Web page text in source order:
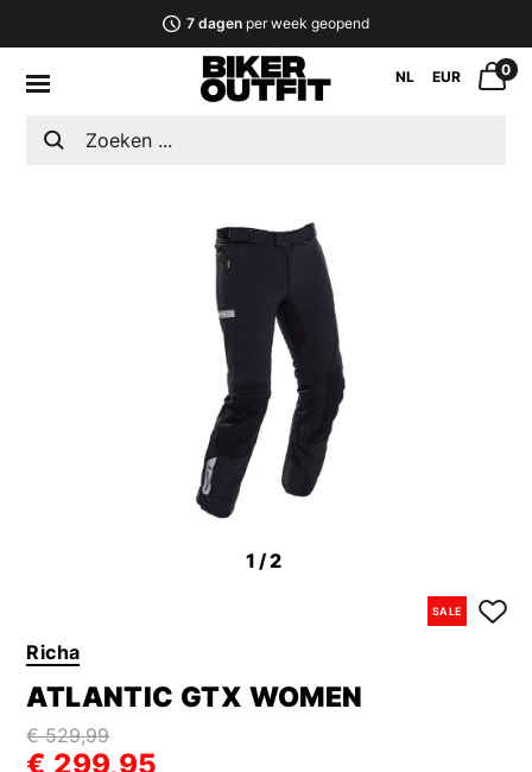
7 dagenper week geopend
NL EUR 0
1/2
SALE
Richa
ATLANTIC GTX WOMEN
€ 529,99
€ 299,95